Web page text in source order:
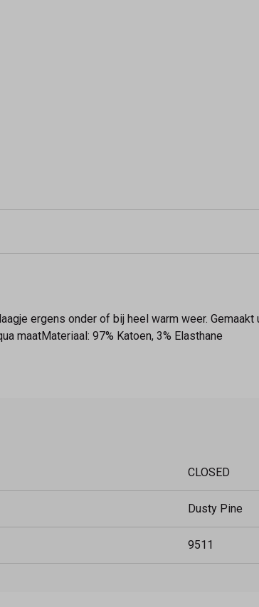
ergens onder of bij heel warm weer.
maatMateriaal: 97% Katoen, 3% Elasthane
CLOSED
Dusty Pine
9511